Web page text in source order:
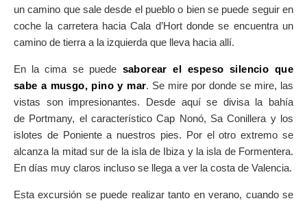
un camino que sale desde el pueblo o bien se puede seguir en
coche la carretera hacia Cala d’Hort donde se encuentra un
camino de tierra a la izquierda que lleva hacia allí.
En la cima se puedesaborear el espeso silencio que
sabe a musgo, pino y mar. Se mire por donde se mire, las
vistas son impresionantes. Desde aquí se divisa la bahía
de Portmany, el característico Cap Nonó, Sa Conillera y los
islotes de Poniente a nuestros pies. Por el otro extremo se
alcanza la mitad sur de la isla de Ibiza y la isla de Formentera.
En días muy claros incluso se llega a ver la costa de Valencia.
Esta excursión se puede realizar tanto en verano, cuando se